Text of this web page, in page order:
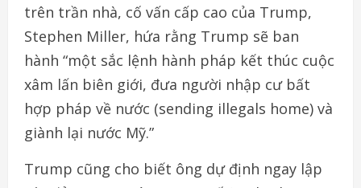
trên trần nhà, cố vấn cấp cao của Trump,
Stephen Miller, hứa rằng Trump sẽ ban
hành “một sắc lệnh hành pháp kết thúc cuộc
xâm lấn biên giới, đưa người nhập cư bất
hợp pháp về nước (sending illegals home) và
giành lại nước Mỹ.”
Trump cũng cho biết ông dự định ngay lập